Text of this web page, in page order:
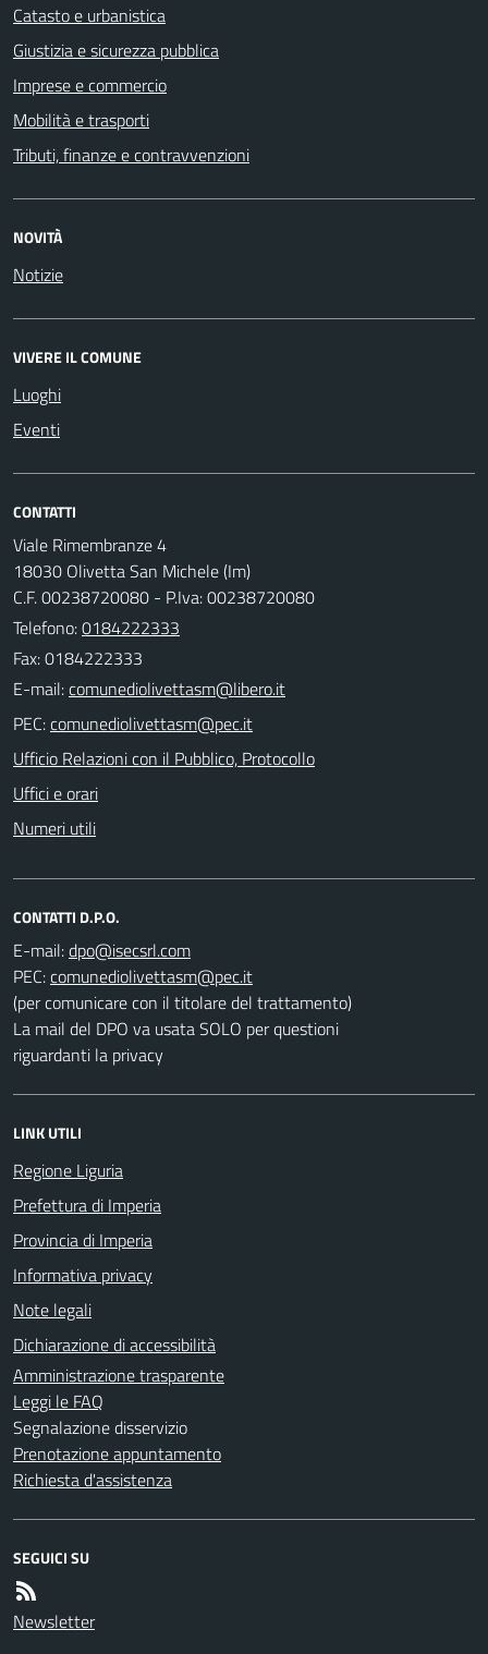
Catasto e urbanistica
Giustizia e sicurezza pubblica
Imprese e commercio
Mobilità e trasporti
Tributi, finanze e contravvenzioni
NOVITÀ
Notizie
VIVERE IL COMUNE
Luoghi
Eventi
CONTATTI
Viale Rimembranze 4
18030 Olivetta San Michele (Im)
C.F. 00238720080 - P.Iva: 00238720080
Telefono:0184222333
Fax: 0184222333
E-mail:
PEC:
Ufficio Relazioni con il Pubblico, Protocollo
Uffici e orari
Numeri utili
CONTATTI D.P.O.
E-mail:
PEC:
(per comunicare con il titolare del trattamento)
La mail del DPO va usata SOLO per questioni
riguardanti la privacy
LINK UTILI
Regione Liguria
Prefettura di Imperia
Provincia di Imperia
Informativa privacy
Note legali
Dichiarazione di accessibilità
Amministrazione trasparente
Leggi le FAQ
Segnalazione disservizio
Prenotazione appuntamento
Richiesta d'assistenza
SEGUICI SU
Newsletter